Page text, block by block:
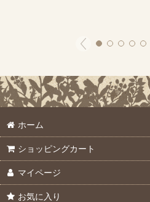
ホーム
ショッピングカート
マイページ
お気に入り